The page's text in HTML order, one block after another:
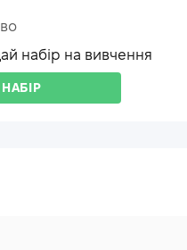
набір на вивчення